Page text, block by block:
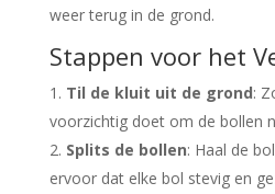
weer terug in de grond.
Stappen voor het
Til de kluit uit de grond:
voorzichtig doet om de bollen
Splits de bollen: Haal de
ervoor dat elke bol stevig en